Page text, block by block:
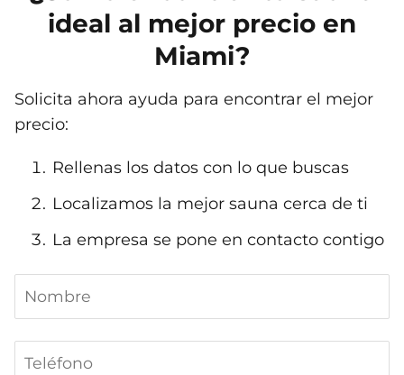
ideal al mejor precio en
Miami?
Solicita ahora ayuda para encontrar el mejor
precio:
Rellenas los datos con lo que buscas
Localizamos la mejor sauna cerca de ti
La empresa se pone en contacto contigo